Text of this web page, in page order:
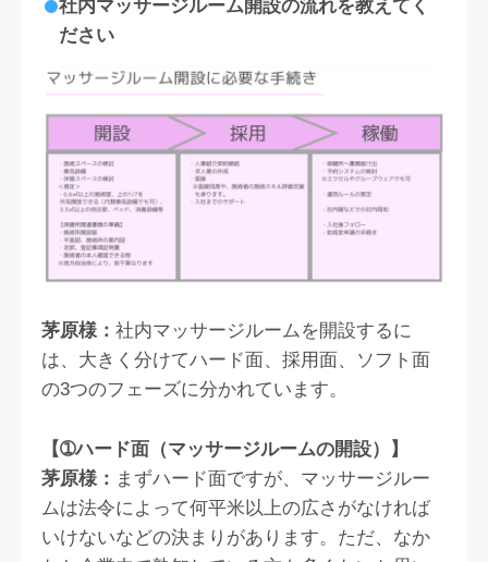
社内マッサージルーム開設の流れを教えてく
ださい
茅原様：社内マッサージルームを開設するに
は、大きく分けてハード面、採用面、ソフト面
の3つのフェーズに分かれています。
【➀ハード面（マッサージルームの開設）】
茅原様： まずハード面ですが、マッサージルー
ムは法令によって何平米以上の広さがなければ
いけないなどの決まりがあります。ただ、なか